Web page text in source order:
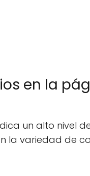
en la
un alto nivel
la variedad de